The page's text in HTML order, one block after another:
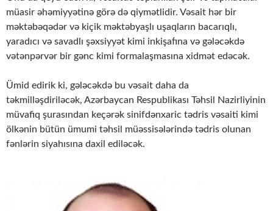
müasir əhəmiyyətinə görə də qiymətlidir. Vəsait hər bir
məktəbəqədər və kiçik məktəbyaşlı uşaqların bacarıqlı,
yaradıcı və savadlı şəxsiyyət kimi inkişafına və gələcəkdə
vətənpərvər bir gənc kimi formalaşmasına xidmət edəcək.
Ümid edirik ki, gələcəkdə bu vəsait daha da
təkmilləşdiriləcək, Azərbaycan Respublikası Təhsil Nazirliyinin
müvafiq şurasından keçərək sinifdənxaric tədris vəsaiti kimi
ölkənin bütün ümumi təhsil müəssisələrində tədris olunan
fənlərin siyahısına daxil ediləcək.